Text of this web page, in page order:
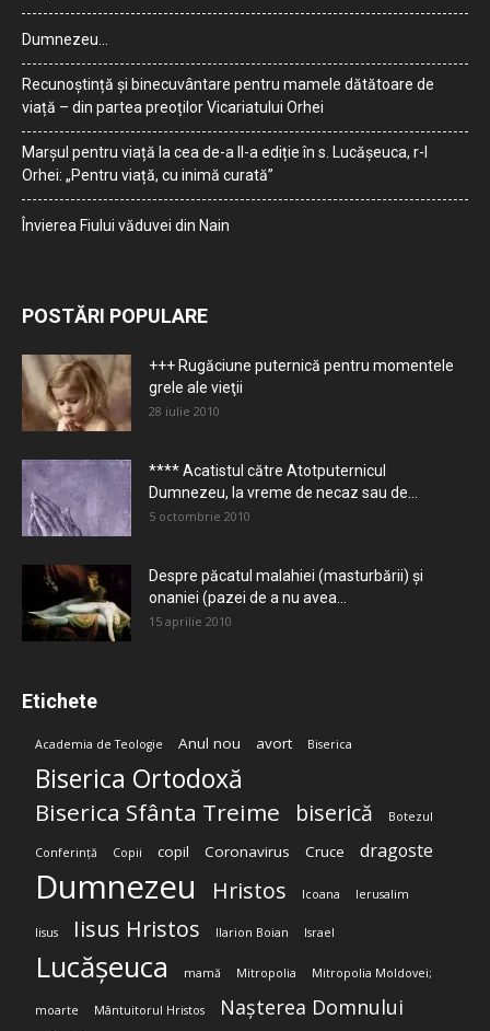
Dumnezeu…
Recunoștință și binecuvântare pentru mamele dătătoare de
viață – din partea preoților Vicariatului Orhei
Marșul pentru viață la cea de-a II-a ediție în s. Lucășeuca, r-l
Orhei: „Pentru viață, cu inimă curată”
Învierea Fiului văduvei din Nain
POSTĂRI POPULARE
+++ Rugăciune puternică pentru momentele
grele ale vieţii
28 iulie 2010
**** Acatistul către Atotputernicul
Dumnezeu, la vreme de necaz sau de...
5 octombrie 2010
Despre păcatul malahiei (masturbării) şi
onaniei (pazei de a nu avea...
15 aprilie 2010
Etichete
Academia de Teologie Anul nou avort Biserica
Biserica Ortodoxă
Biserica Sfânta Treime biserică Botezul
Conferință Copii copil Coronavirus Cruce dragoste
Dumnezeu Hristos Icoana Ierusalim
Iisus Iisus Hristos Ilarion Boian Israel
Lucășeuca mamă Mitropolia Mitropolia Moldovei;
moarte Mântuitorul Hristos Nașterea Domnului